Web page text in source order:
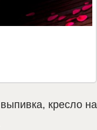
выпивка, креслона